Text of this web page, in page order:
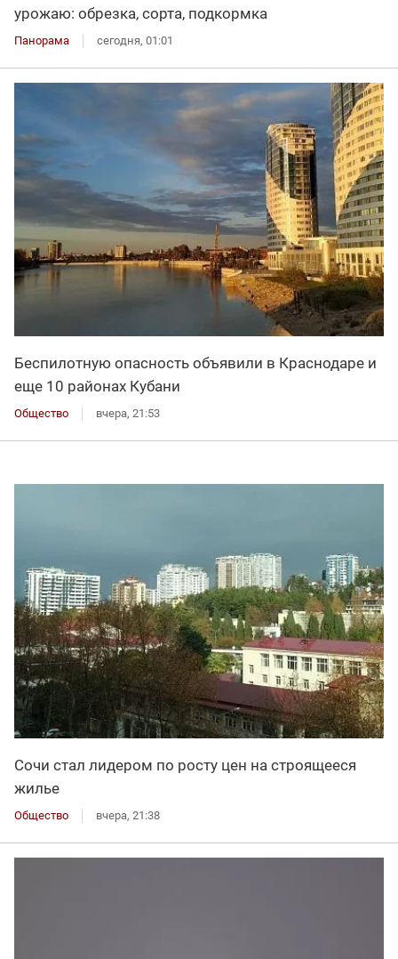
урожаю: обрезка, сорта, подкормка
Панорама сегодня, 01:01
Беспилотную опасность объявили в Краснодаре и
еще 10 районах Кубани
Общество вчера, 21:53
Сочи стал лидером по росту цен на строящееся
жилье
Общество вчера, 21:38